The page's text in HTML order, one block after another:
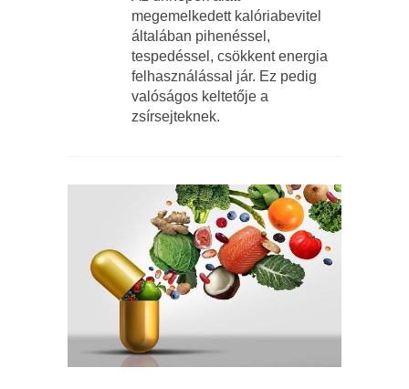
megemelkedett kalóriabevitel
általában pihenéssel,
tespedéssel, csökkent energia
felhasználással jár. Ez pedig
valóságos keltetője a
zsírsejteknek.